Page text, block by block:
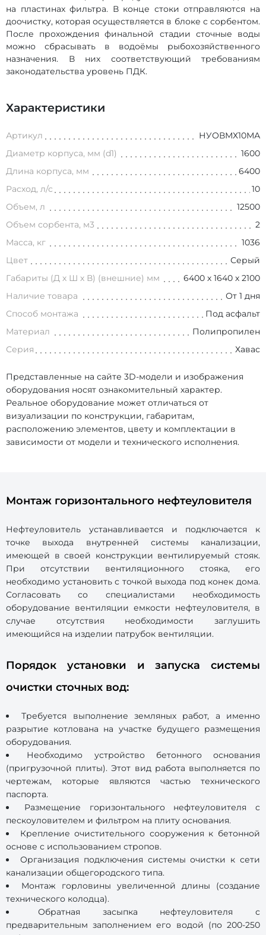
на пластинах фильтра. В конце стоки отправляются на
доочистку, которая осуществляется в блоке с сорбентом.
После прохождения финальной стадии сточные воды
можно сбрасывать в водоёмы рыбохозяйственного
назначения. В них соответствующий требованиям
законодательства уровень ПДК.
Характеристики
Артикул
НУОВМХ10МА
Диаметр корпуса, мм (d1)
1600
Длина корпуса, мм
6400
Расход, л/с
10
Объем, л
12500
Объем сорбента, м3
2
Масса, кг
1036
Цвет
Серый
Габариты (Д х Ш х В) (внешние) мм
6400 х 1640 х 2100
Наличие товара
От 1 дня
Способ монтажа
Под асфальт
Материал
Полипропилен
Серия
Хавас
Представленные на сайте 3D-модели и изображения
оборудования носят ознакомительный характер.
Реальное оборудование может отличаться от
визуализации по конструкции, габаритам,
расположению элементов, цвету и комплектации в
зависимости от модели и технического исполнения.
Монтаж горизонтального нефтеуловителя
Нефтеуловитель устанавливается и подключается к
точке выхода внутренней системы канализации,
имеющей в своей конструкции вентилируемый стояк.
При отсутствии вентиляционного стояка, его
необходимо установить с точкой выхода под конек дома.
Согласовать со специалистами необходимость
оборудование вентиляции емкости нефтеуловителя, в
случае отсутствия необходимости заглушить
имеющийся на изделии патрубок вентиляции.
Порядок установки и запуска системы
очистки сточных вод:
Требуется выполнение земляных работ, а именно
разрытие котлована на участке будущего размещения
оборудования.
Необходимо устройство бетонного основания
(пригрузочной плиты). Этот вид работа выполняется по
чертежам, которые являются частью технического
паспорта.
Размещение горизонтального нефтеуловителя c
пескоуловителем и фильтром на плиту основания.
Крепление очистительного сооружения к бетонной
основе с использованием стропов.
Организация подключения системы очистки к сети
канализации общегородского типа.
Монтаж горловины увеличенной длины (создание
технического колодца).
Обратная засыпка нефтеуловителя с
предварительным заполнением его водой (по 200-250